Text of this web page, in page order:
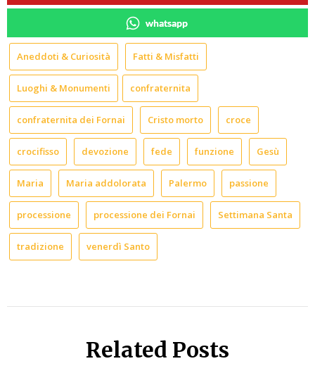
whatsapp
Aneddoti & Curiosità Fatti & Misfatti
Luoghi & Monumenti confraternita
confraternita dei Fornai Cristo morto croce
crocifisso devozione fede funzione Gesù
Maria Maria addolorata Palermo passione
processione processione dei Fornai Settimana Santa
tradizione venerdì Santo
Related Posts